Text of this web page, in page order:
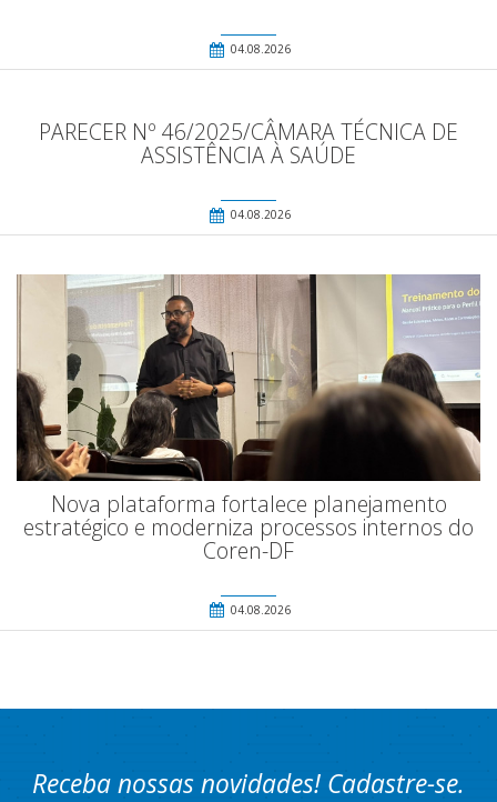
04.08.2026
PARECER Nº 46/2025/CÂMARA TÉCNICA DE
ASSISTÊNCIA À SAÚDE
04.08.2026
Nova plataforma fortalece planejamento
estratégico e moderniza processos internos do
Coren-DF
04.08.2026
Receba nossas novidades! Cadastre-se.